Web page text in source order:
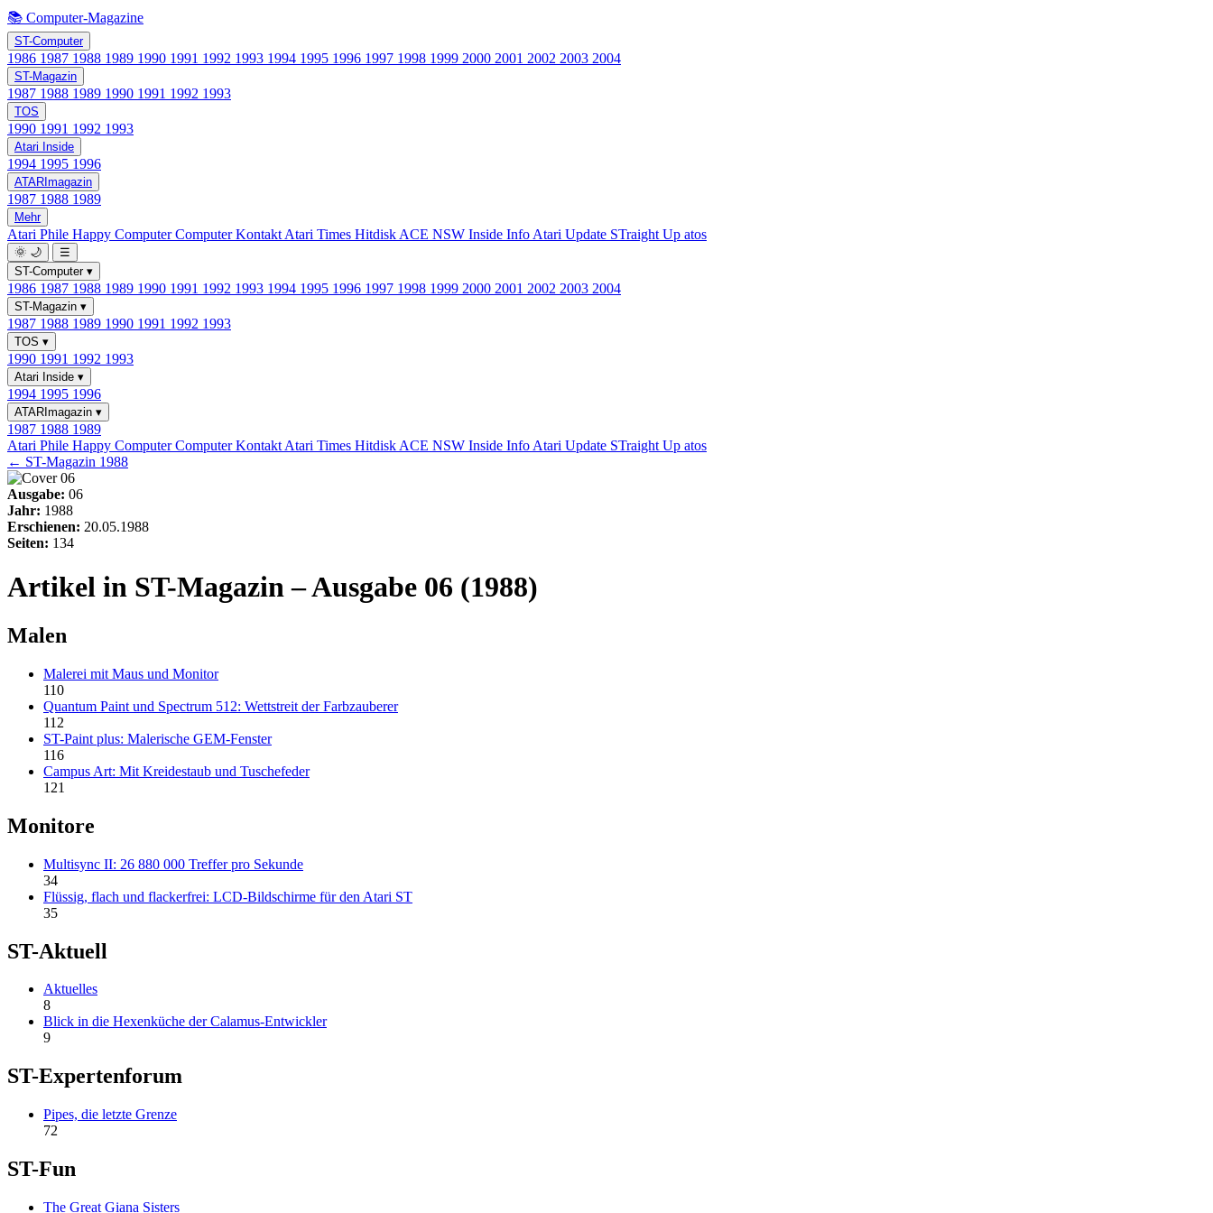
📚 Computer-Magazine
ST-Computer
1986 1987 1988 1989 1990 1991 1992 1993 1994 1995 1996 1997 1998 1999 2000 2001 2002 2003 2004
ST-Magazin
1987 1988 1989 1990 1991 1992 1993
TOS
1990 1991 1992 1993
Atari Inside
1994 1995 1996
ATARImagazin
1987 1988 1989
Mehr
Atari Phile Happy ComputerComputer Kontakt Atari Times Hitdisk ACE NSW Inside Info Atari Update STraight Up atos
🌞 🌙
☰
ST-Computer ▾
1986 1987 1988 1989 1990 1991 1992 1993 1994 1995 1996 1997 1998 1999 2000 2001 2002 2003 2004
ST-Magazin ▾
1987 1988 1989 1990 1991 1992 1993
TOS ▾
1990 1991 1992 1993
Atari Inside ▾
1994 1995 1996
ATARImagazin ▾
1987 1988 1989
Atari Phile Happy ComputerComputer Kontakt Atari Times Hitdisk ACE NSW Inside Info Atari Update STraight Up atos
← ST-Magazin 1988
Ausgabe: 06
Jahr: 1988
Erschienen: 20.05.1988
Seiten: 134
Artikel in ST-Magazin – Ausgabe 06 (1988)
Malen
Malerei mit Maus und Monitor
110
Quantum Paint und Spectrum 512: Wettstreit der Farbzauberer
112
ST-Paint plus: Malerische GEM-Fenster
116
Campus Art: Mit Kreidestaub und Tuschefeder
121
Monitore
Multisync II: 26 880 000 Treffer pro Sekunde
34
Flüssig, flach und flackerfrei: LCD-Bildschirme für den Atari ST
35
ST-Aktuell
Aktuelles
8
Blick in die Hexenküche der Calamus-Entwickler
9
ST-Expertenforum
Pipes, die letzte Grenze
72
ST-Fun
The Great Giana Sisters